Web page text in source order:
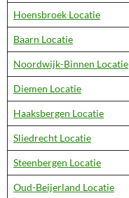
Hoensbroek Locatie
Baarn Locatie
Noordwijk-Binnen Locatie
Diemen Locatie
Haaksbergen Locatie
Sliedrecht Locatie
Steenbergen Locatie
Oud-Beijerland Locatie